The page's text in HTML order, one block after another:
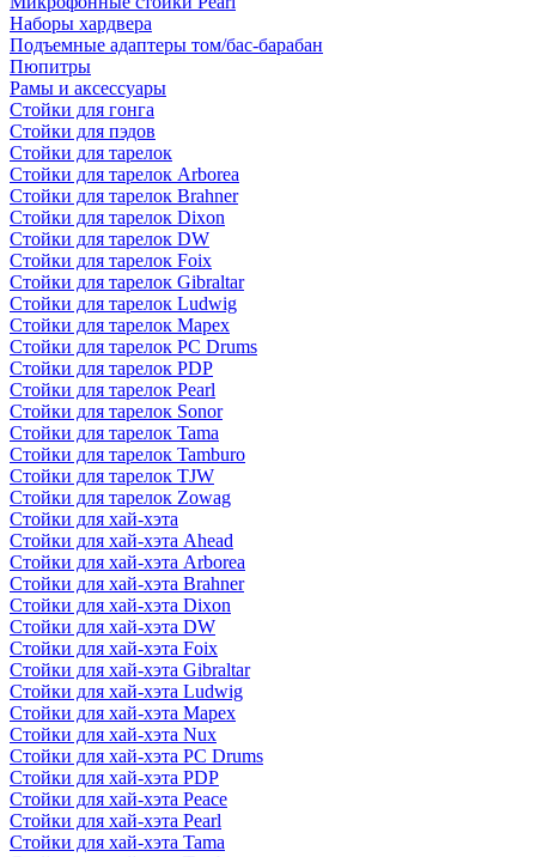
Наборы хардвера
Подъемные адаптеры том/бас-барабан
Пюпитры
Рамы и аксессуары
Стойки для гонга
Стойки для пэдов
Стойки для тарелок
Стойки для тарелок Arborea
Стойки для тарелок Brahner
Стойки для тарелок Dixon
Стойки для тарелок DW
Стойки для тарелок Foix
Стойки для тарелок Gibraltar
Стойки для тарелок Ludwig
Стойки для тарелок Mapex
Стойки для тарелок PC Drums
Стойки для тарелок PDP
Стойки для тарелок Pearl
Стойки для тарелок Sonor
Стойки для тарелок Tama
Стойки для тарелок Tamburo
Стойки для тарелок TJW
Стойки для тарелок Zowag
Стойки для хай-хэта
Стойки для хай-хэта Ahead
Стойки для хай-хэта Arborea
Стойки для хай-хэта Brahner
Стойки для хай-хэта Dixon
Стойки для хай-хэта DW
Стойки для хай-хэта Foix
Стойки для хай-хэта Gibraltar
Стойки для хай-хэта Ludwig
Стойки для хай-хэта Mapex
Стойки для хай-хэта Nux
Стойки для хай-хэта PC Drums
Стойки для хай-хэта PDP
Стойки для хай-хэта Peace
Стойки для хай-хэта Pearl
Стойки для хай-хэта Tama